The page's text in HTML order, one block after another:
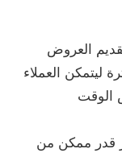
العروض
ليتمكن العملاء
الوقت
قدر ممكن من